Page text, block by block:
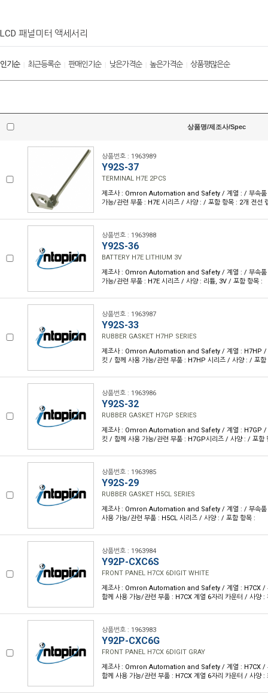
LCD 패널미터 액세서리
인기순| 최근등록순| 판매인기순| 낮은가격순| 높은가격순| 상품평많은순
상품명/제조사/Spec
상품번호 : 1963989
Y92S-37
TERMINAL H7E 2PCS
제조사 : Omron Automation and Safety / 계열 : / 부속품
가능/관련 부품 : H7E 시리즈 / 사양 : / 포함 항목 : 2개 전선
상품번호 : 1963988
Y92S-36
BATTERY H7E LITHIUM 3V
제조사 : Omron Automation and Safety / 계열 : / 부속품
가능/관련 부품 : H7E 시리즈 / 사양 : 리튬, 3V / 포함 항목 :
상품번호 : 1963987
Y92S-33
RUBBER GASKET H7HP SERIES
제조사 : Omron Automation and Safety / 계열 : H7HP /
킷 / 함께 사용 가능/관련 부품 : H7HP 시리즈 / 사양 : / 포함
상품번호 : 1963986
Y92S-32
RUBBER GASKET H7GP SERIES
제조사 : Omron Automation and Safety / 계열 : H7GP /
킷 / 함께 사용 가능/관련 부품 : H7GP시리즈 / 사양 : / 포함
상품번호 : 1963985
Y92S-29
RUBBER GASKET H5CL SERIES
제조사 : Omron Automation and Safety / 계열 : / 부속품
사용 가능/관련 부품 : H5CL 시리즈 / 사양 : / 포함 항목 :
상품번호 : 1963984
Y92P-CXC6S
FRONT PANEL H7CX 6DIGIT WHITE
제조사 : Omron Automation and Safety / 계열 : H7CX /
함께 사용 가능/관련 부품 : H7CX 계열 6자리 카운터 / 사양 :
상품번호 : 1963983
Y92P-CXC6G
FRONT PANEL H7CX 6DIGIT GRAY
제조사 : Omron Automation and Safety / 계열 : H7CX /
함께 사용 가능/관련 부품 : H7CX 계열 6자리 카운터 / 사양 :